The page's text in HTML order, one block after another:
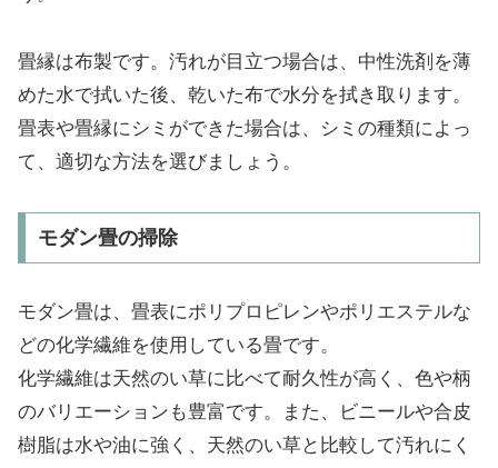
畳縁は布製です。汚れが目立つ場合は、中性洗剤を薄
めた水で拭いた後、乾いた布で水分を拭き取ります。
畳表や畳縁にシミができた場合は、シミの種類によっ
て、適切な方法を選びましょう。
モダン畳の掃除
モダン畳は、畳表にポリプロピレンやポリエステルな
どの化学繊維を使用している畳です。
化学繊維は天然のい草に比べて耐久性が高く、色や柄
のバリエーションも豊富です。また、ビニールや合皮
樹脂は水や油に強く、天然のい草と比較して汚れにく